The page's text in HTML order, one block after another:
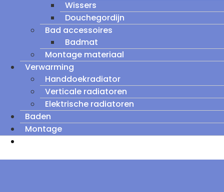
Wissers
Douchegordijn
Bad accessoires
Badmat
Montage materiaal
Verwarming
Handdoekradiator
Verticale radiatoren
Elektrische radiatoren
Baden
Montage